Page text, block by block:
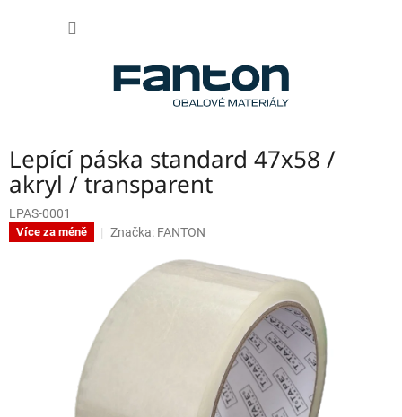
Lepící páska standard 47x58 /
akryl / transparent
LPAS-0001
Více za méně Značka: FANTON